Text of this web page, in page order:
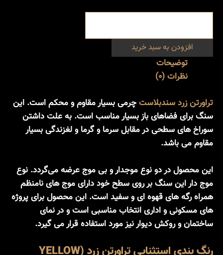
افزودن به سبد خرید
توضیحات
نظرات (0)
تراورتن زردسندبلاستچرمی بسیار مقاوم و محکم است. این
سنگ برای فضاهای باز بسیار مناسب است. به علت داشتن
سوراخ های سطحی در مقابل سرما و گرما و لغزندگی بسیار
مقاوم می باشد.
این محصول در دو نوع موجدار و بی موج عرضه می‌گردد. نوع
موج دار این سنگ بر روی سطح خود دارای موج های نامنظم
همراه رگه های قهوه ای و سفید است. این محصول برای پروژه
های مسکونی و اداری انتخاب مناسبی است و در نمای
ساختمان و روکش دیوار نیز مورد استفاده قرار می گیرد.
رنگ بندی استثنایی تراورتن زرد (YELLOW